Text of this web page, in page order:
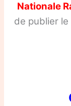
Nationale
de publier